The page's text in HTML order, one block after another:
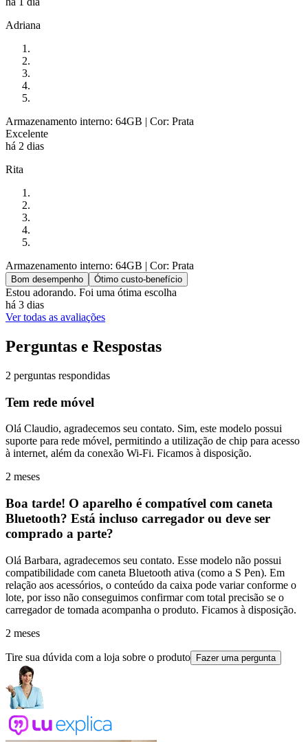
Adriana
Armazenamento interno: 64GB | Cor: Prata
Excelente
há 2 dias
Rita
Armazenamento interno: 64GB | Cor: Prata
Bom desempenho Ótimo custo-benefício
Estou adorando. Foi uma ótima escolha
há 3 dias
Ver todas as avaliações
Perguntas e Respostas
2 perguntas respondidas
Tem rede móvel
Olá Claudio, agradecemos seu contato. Sim, este modelo possui
suporte para rede móvel, permitindo a utilização de chip para acesso
à internet, além da conexão Wi-Fi. Ficamos à disposição.
2 meses
Boa tarde! O aparelho é compatível com caneta
Bluetooth? Está incluso carregador ou deve ser
comprado a parte?
Olá Barbara, agradecemos seu contato. Esse modelo não possui
compatibilidade com caneta Bluetooth ativa (como a S Pen). Em
relação aos acessórios, o conteúdo da caixa pode variar conforme o
lote, por isso não conseguimos confirmar com total precisão se o
carregador de tomada acompanha o produto. Ficamos à disposição.
2 meses
Tire sua dúvida com a loja sobre o produto Fazer uma pergunta